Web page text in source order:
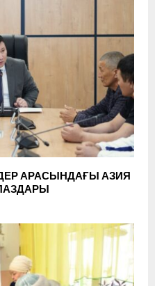
АРАСЫНДАҒЫ АЗИЯ